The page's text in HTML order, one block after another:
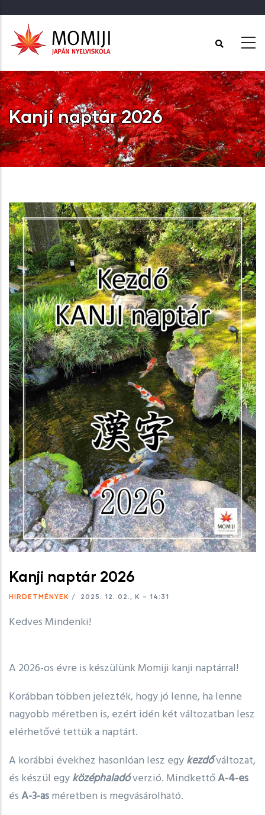
tartalomra
Kanji naptár 2026
Címlap - Kanji naptár 2026
Kanji naptár 2026
HIRDETMÉNYEK / 2025. 12. 02., K – 14:31
Kedves Mindenki!
A 2026-os évre is készülünk Momiji kanji naptárral!
Korábban többen jelezték, hogy jó lenne, ha lenne
nagyobb méretben is, ezért idén két változatban lesz
elérhetővé tettük a naptárt.
A korábbi évekhez hasonlóan lesz egykezdőváltozat,
és készül egyközéphaladóverzió. MindkettőA-4-es
ésA-3-asméretben is megvásárolható.